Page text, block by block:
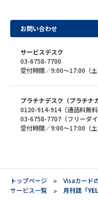
お問い合わせ
サービスデスク
03-6758-7700
受付時間／9:00～17:00（
プラチナデスク（プラチナ
0120-914-914（通話料無料
03-6758-7707（フリーダイ
受付時間／9:00～17:00（
トップページ Visaカード
サービス一覧
月刊誌「